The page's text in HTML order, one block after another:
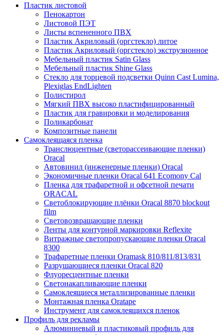
Пластик листовой
Пенокартон
Листовой ПЭТ
Листы вспененного ПВХ
Пластик Акриловый (оргстекло) литое
Пластик Акриловый (оргстекло) экструзионное
Мебельный пластик Satin Glass
Мебельный пластик Shine Glass
Стекло для торцевой подсветки Quinn Cast Lumina,
Plexiglas EndLighten
Полистирол
Мягкий ПВХ высоко пластифицированный
Пластик для гравировки и моделирования
Поликарбонат
Композитные панели
Самоклеящаяся пленка
Транслюцентные (светорассеивающие пленки)
Oracal
Автовинил (инженерные пленки) Oracal
Экономичные пленки Oracal 641 Ecomony Cal
Пленка для трафаретной и офсетной печати
ORACAL
Светоблокирующие плёнки Oracal 8870 blockout
film
Световозвращающие пленки
Ленты для контурной маркировки Reflexite
Витражные светопропускающие пленки Oracal
8300
Трафаретные пленки Oramask 810/811/813/831
Разрушающиеся пленки Oracal 820
Флуоресцентные пленки
Светонакапливающие пленки
Самоклеящиеся металлизированные пленки
Монтажная пленка Oratape
Инструмент для самоклеящихся пленок
Профиль для рекламы
Алюминиевый и пластиковый профиль для